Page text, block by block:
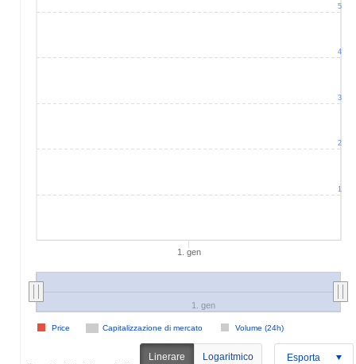
1. gen
Capitalizzazione di mercato Volume (24h)
Price
1. gen
1
2
3
4
5
Linerare Logaritmico Esporta